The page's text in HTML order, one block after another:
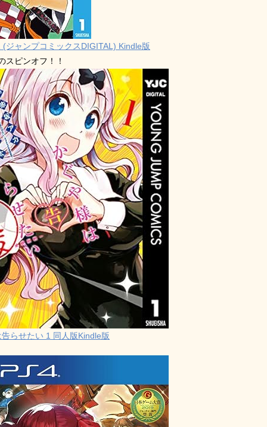
(ジャンプコミックスDIGITAL) Kindle版
スピンオフ！！
らせたい 1 同人版Kindle版